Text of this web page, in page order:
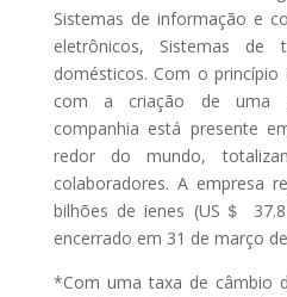
Sistemas de informação e
eletrônicos, Sistemas de
domésticos. Com o
com a criação de uma
companhia está presente
redor do mundo,
colaboradores. A empresa
bilhões de ienes (US＄
encerrado em 31 de março
*Com uma taxa de câmbio